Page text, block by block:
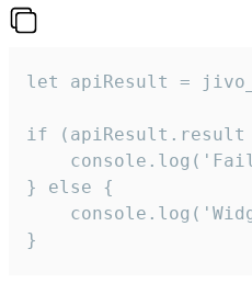
let apiResult =
if
} else {
}